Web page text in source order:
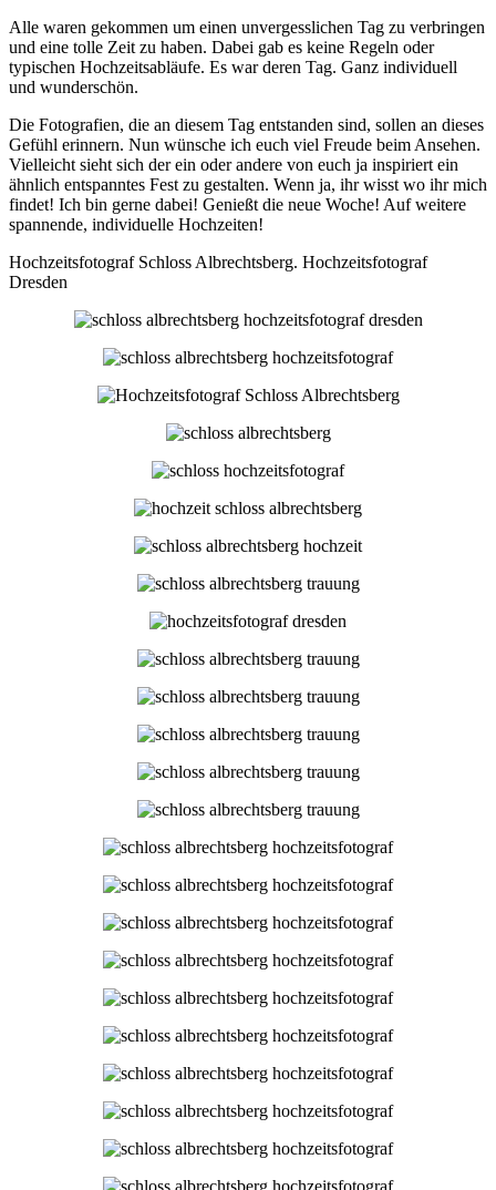
Alle waren gekommen um einen unvergesslichen Tag zu verbringen
und eine tolle Zeit zu haben. Dabei gab es keine Regeln oder
typischen Hochzeitsabläufe. Es war deren Tag. Ganz individuell
und wunderschön.
Die Fotografien, die an diesem Tag entstanden sind, sollen an dieses
Gefühl erinnern. Nun wünsche ich euch viel Freude beim Ansehen.
Vielleicht sieht sich der ein oder andere von euch ja inspiriert ein
ähnlich entspanntes Fest zu gestalten. Wenn ja, ihr wisst wo ihr mich
findet! Ich bin gerne dabei! Genießt die neue Woche! Auf weitere
spannende, individuelle Hochzeiten!
Hochzeitsfotograf Schloss Albrechtsberg. Hochzeitsfotograf
Dresden